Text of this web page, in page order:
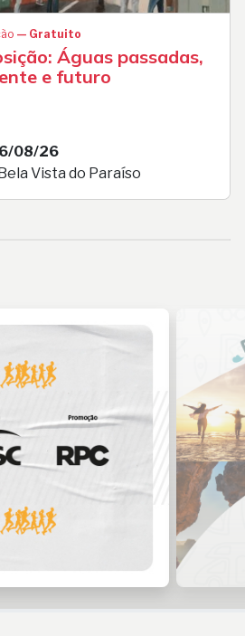
— Gratuito
Águas passadas,
e futuro
08/26
Vista do Paraíso